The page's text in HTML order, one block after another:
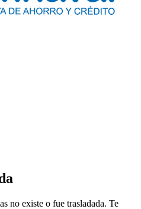
no existe o fue trasladada. Te